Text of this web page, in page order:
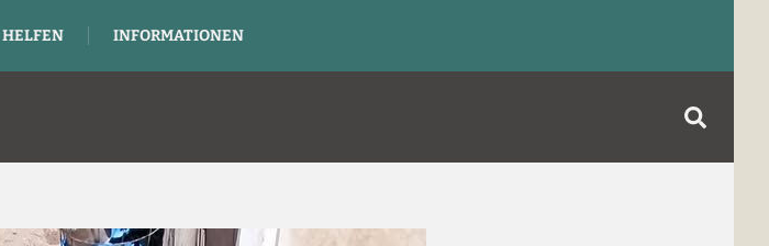
HELFEN INFORMATIONEN